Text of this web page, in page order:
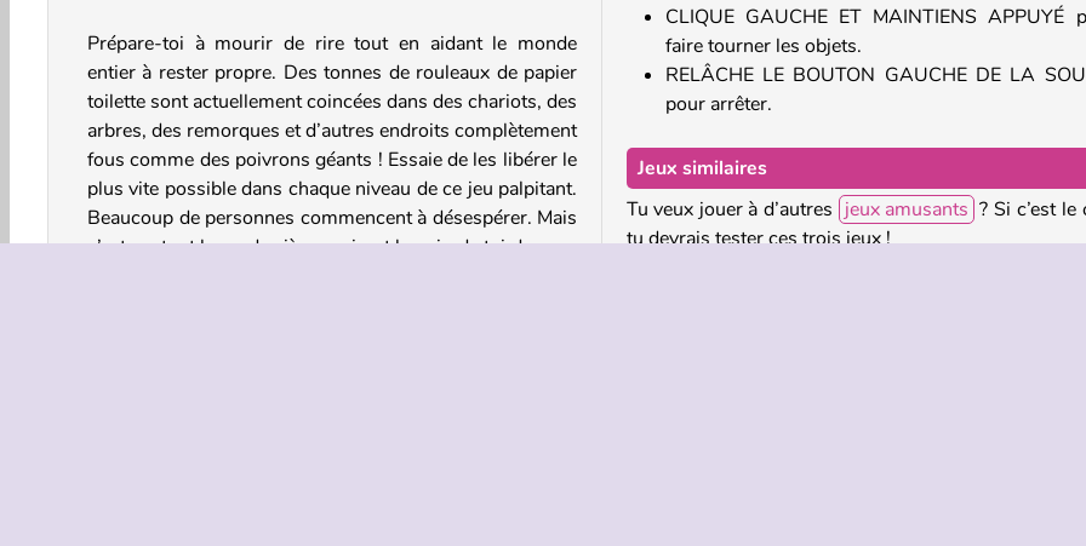
Prépare-toi à mourir de rire tout en aidant le monde
entier à rester propre. Des tonnes de rouleaux de papier
toilette sont actuellement coincées dans des chariots, des
arbres, des remorques et d’autres endroits complètement
fous comme des poivrons géants ! Essaie de les libérer le
plus vite possible dans chaque niveau de ce jeu palpitant.
Beaucoup de personnes commencent à désespérer. Mais
c’est surtout leurs derrières qui ont besoin de toi dans ce
CLIQUE GAUCHE ET MAINTIENS APPUYÉ
faire tourner les objets.
RELÂCHE LE BOUTON GAUCHE DE LA
pour arrêter.
Jeux similaires
Tu veux jouer à d’autres jeux amusants ? Si c’est le
tu devrais tester ces trois jeux !